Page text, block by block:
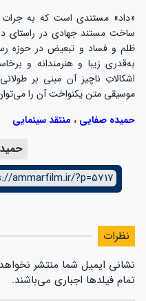
«داد» مستندی است که به جرات
ساخت مستند جهادی در راستای
ظلم و فساد و تبعیض در حوزه‌
به‌قدری زیبا و هنرمندانه و
اشکالاتِ ناچیز آن مبنی بر
موسیقی متن یکنواخت آن را
حمیده صفایی ، منتقد سینمایی
ammarfilm.ir/?p=5717
نظرات
نشانی ایمیل شما منتشر
تمام فیلدها اجباری می‌باشند.